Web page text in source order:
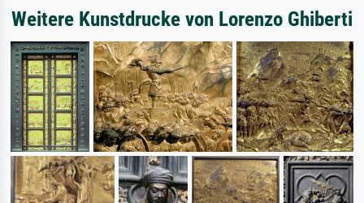
Weitere Kunstdrucke von Lorenzo Ghiberti